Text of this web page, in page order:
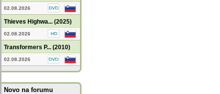
02.08.2026
Thieves Highwa... (2025)
02.08.2026
Transformers P... (2010)
02.08.2026
Novo na forumu